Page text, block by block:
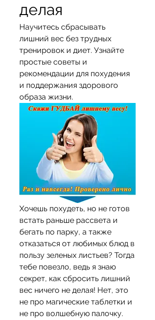
делая
Научитесь сбрасывать
лишний вес без трудных
тренировок и диет. Узнайте
простые советы и
рекомендации для похудения
и поддержания здорового
образа жизни.
Хочешь похудеть, но не готов
встать раньше рассвета и
бегать по парку, а также
отказаться от любимых блюд в
пользу зеленых листьев? Тогда
тебе повезло, ведь я знаю
секрет, как сбросить лишний
вес ничего не делая! Нет, это
не про магические таблетки и
не про волшебную палочку.